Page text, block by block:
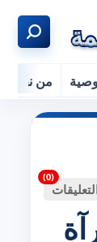
من نحن